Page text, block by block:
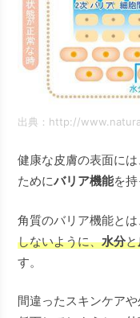
出典：http://
健康な皮膚の表面に
ためにバリア機能を持
角質のバリア機能と
しないように、水分と
す。
間違ったスキンケア